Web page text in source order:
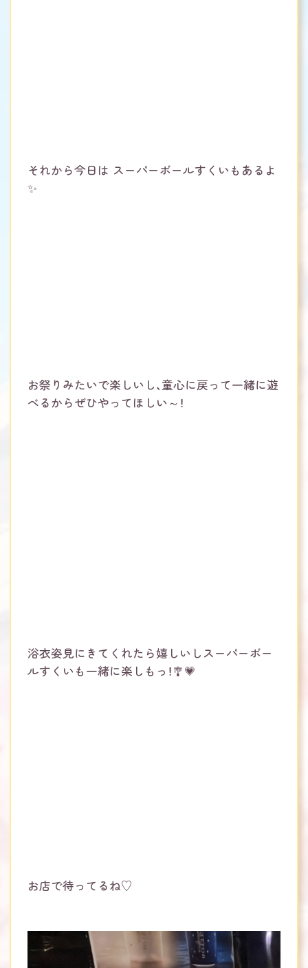
それから今日は スーパーボールすくいもあるよ
✨
お祭りみたいで楽しいし、童心に戻って一緒に遊
べるからぜひやってほしい～！
浴衣姿見にきてくれたら嬉しいしスーパーボー
ルすくいも一緒に楽しもっ！🎐💗
お店で待ってるね♡